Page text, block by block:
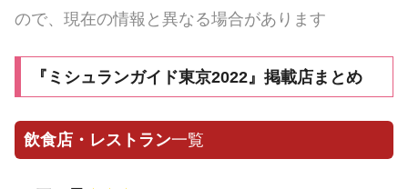
ので、現在の情報と異なる場合があります
『ミシュランガイド東京2022』掲載店まとめ
飲食店・レストラン一覧